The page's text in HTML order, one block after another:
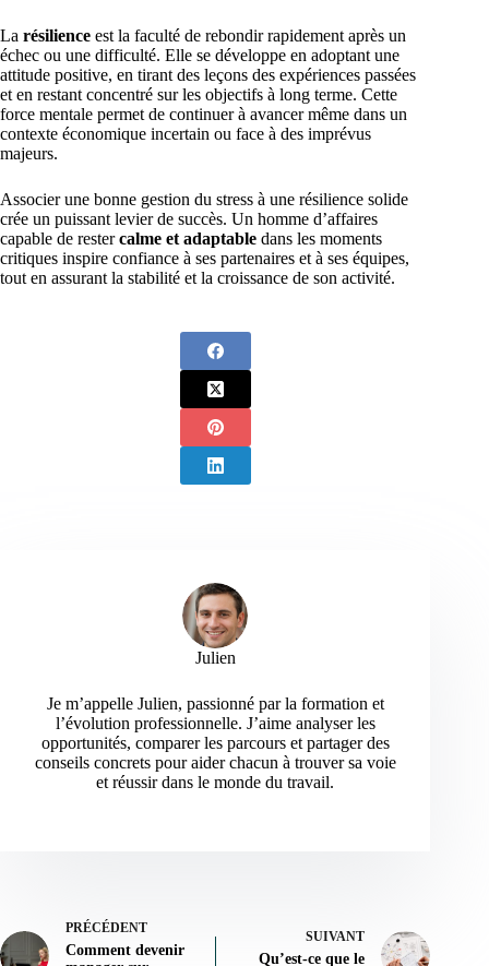
La résilience est la faculté de rebondir rapidement après un
échec ou une difficulté. Elle se développe en adoptant une
attitude positive, en tirant des leçons des expériences passées
et en restant concentré sur les objectifs à long terme. Cette
force mentale permet de continuer à avancer même dans un
contexte économique incertain ou face à des imprévus
majeurs.
Associer une bonne gestion du stress à une résilience solide
crée un puissant levier de succès. Un homme d’affaires
capable de restercalme et adaptable dans les moments
critiques inspire confiance à ses partenaires et à ses équipes,
tout en assurant la stabilité et la croissance de son activité.
Julien
Je m’appelle Julien, passionné par la formation et
l’évolution professionnelle. J’aime analyser les
opportunités, comparer les parcours et partager des
conseils concrets pour aider chacun à trouver sa voie
et réussir dans le monde du travail.
PRÉCÉDENT
Comment devenir
SUIVANT
Qu’est-ce que le